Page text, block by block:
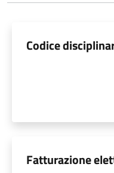
Codice
Fatturazione